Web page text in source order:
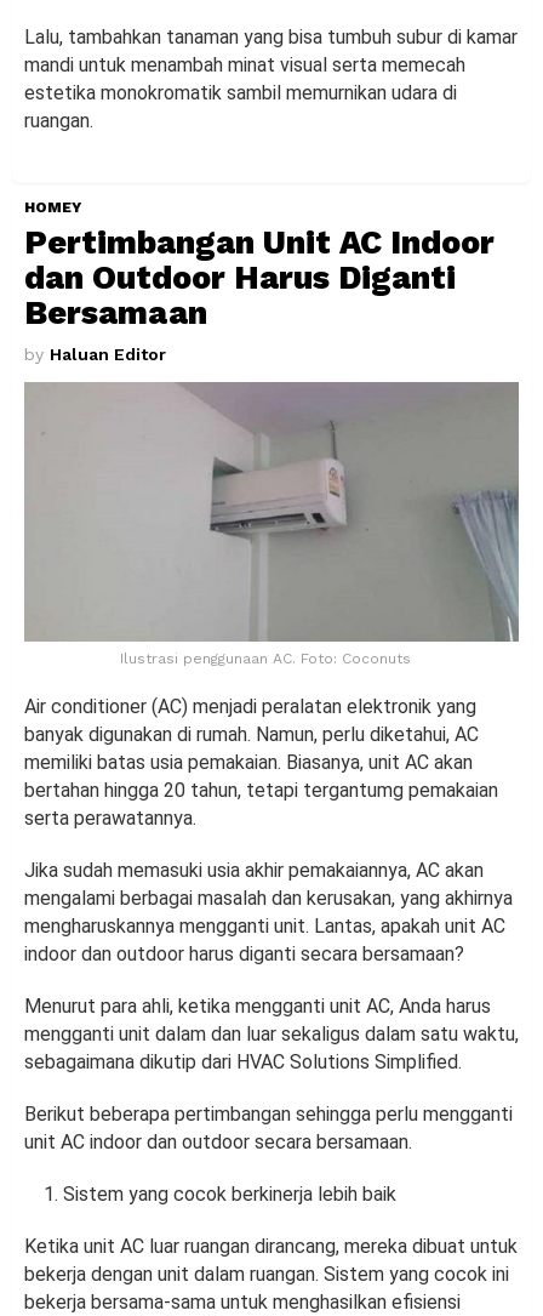
Lalu, tambahkan tanaman yang bisa tumbuh subur di kamar
mandi untuk menambah minat visual serta memecah
estetika monokromatik sambil memurnikan udara di
ruangan.
HOMEY
Pertimbangan Unit AC Indoor
dan Outdoor Harus Diganti
Bersamaan
by Haluan Editor
Ilustrasi penggunaan AC. Foto: Coconuts
Air conditioner (AC) menjadi peralatan elektronik yang
banyak digunakan di rumah. Namun, perlu diketahui, AC
memiliki batas usia pemakaian. Biasanya, unit AC akan
bertahan hingga 20 tahun, tetapi tergantumg pemakaian
serta perawatannya.
Jika sudah memasuki usia akhir pemakaiannya, AC akan
mengalami berbagai masalah dan kerusakan, yang akhirnya
mengharuskannya mengganti unit. Lantas, apakah unit AC
indoor dan outdoor harus diganti secara bersamaan?
Menurut para ahli, ketika mengganti unit AC, Anda harus
mengganti unit dalam dan luar sekaligus dalam satu waktu,
sebagaimana dikutip dari HVAC Solutions Simplified.
Berikut beberapa pertimbangan sehingga perlu mengganti
unit AC indoor dan outdoor secara bersamaan.
Sistem yang cocok berkinerja lebih baik
Ketika unit AC luar ruangan dirancang, mereka dibuat untuk
bekerja dengan unit dalam ruangan. Sistem yang cocok ini
bekerja bersama-sama untuk menghasilkan efisiensi